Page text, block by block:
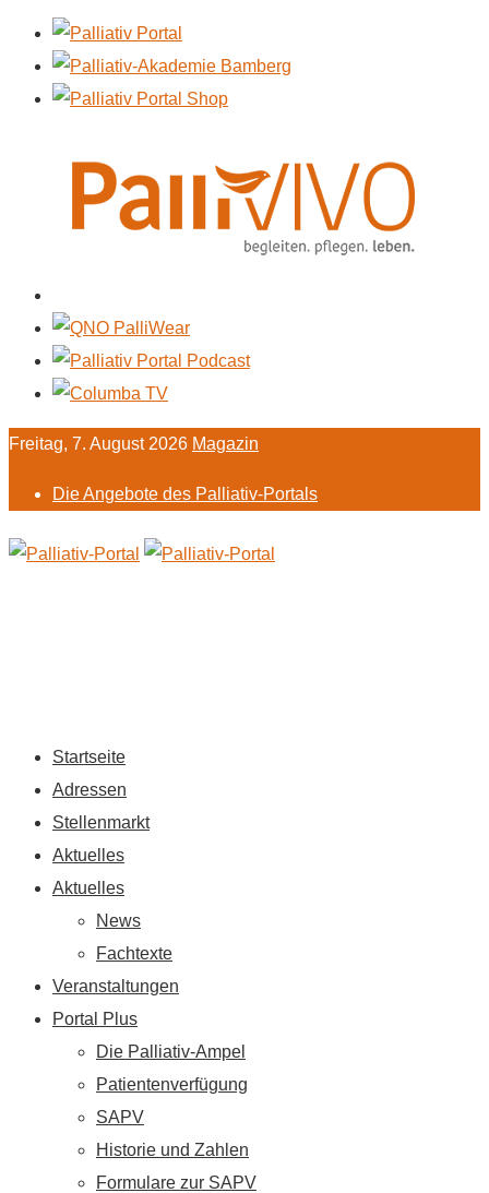
Freitag, 7. August 2026 Magazin
Die Angebote des Palliativ-Portals
Startseite
Adressen
Stellenmarkt
Aktuelles
Aktuelles
News
Fachtexte
Veranstaltungen
Portal Plus
Die Palliativ-Ampel
Patientenverfügung
SAPV
Historie und Zahlen
Formulare zur SAPV